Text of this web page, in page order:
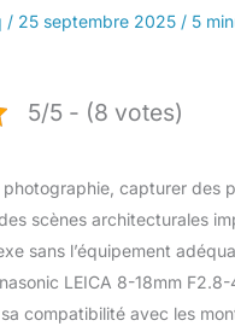
/ 25 septembre 2025 / 5
5/5 - (8 votes)
photographie, capturer des
scènes architecturales
sans l’équipement
LEICA 8-18mm
compatibilité avec les